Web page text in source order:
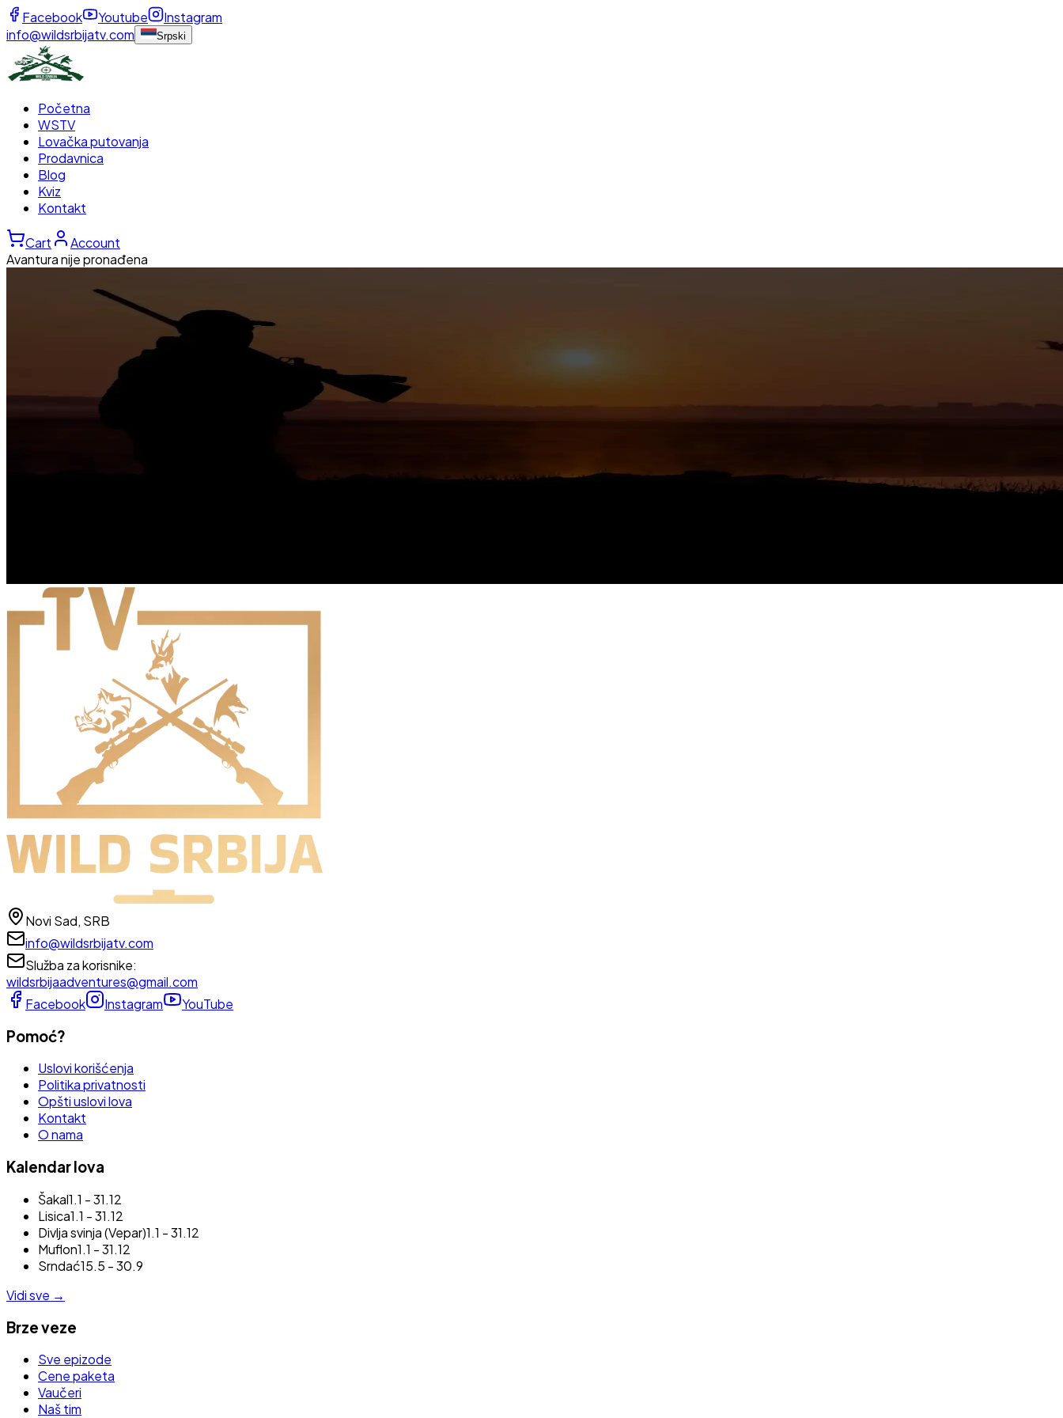
Facebook Youtube
Instagram
info@wildsrbijatv.com
Srpski
Početna
WSTV
Lovačka putovanja
Prodavnica
Blog
Kviz
Kontakt
Cart
Account
Avantura nije pronađena
Novi Sad, SRB
info@wildsrbijatv.com
Služba za korisnike:
wildsrbijaadventures@gmail.com
Facebook
Instagram YouTube
Pomoć?
Uslovi korišćenja
Politika privatnosti
Opšti uslovi lova
Kontakt
O nama
Kalendar lova
Šakal1.1 - 31.12
Lisica1.1 - 31.12
Divlja svinja (Vepar)1.1 - 31.12
Muflon1.1 - 31.12
Srndać15.5 - 30.9
Vidi sve →
Brze veze
Sve epizode
Cene paketa
Vaučeri
Naš tim